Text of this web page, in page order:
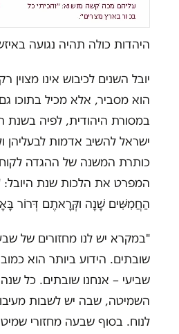
היהדות כולה תהיה נגועה
יובל השנים לכיבוש אינו מצוין
הוא מסביר, אלא מכיל בתוכו
במסורת היהודית, לפיה בשנת
ישראל להשיב אדמות לבעליהן
כותרת המשנה של ההגדה
המפרט את הלכות שנת
הַחֲמִשִּׁים שָׁנָה וקְּרָאתֶם דְּרוֹר
"במקרא יש לנו מחזורים של
שובתים. הידוע ביותר הוא
שביעי – אנחנו שובתים. כל
השמיטה, שבה יש לשבות
לנוח. בסוף שבעה מחזורי